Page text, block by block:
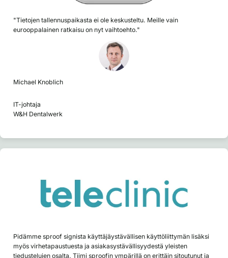
"Tietojen tallennuspaikasta ei ole keskusteltu. Meille vain
eurooppalainen ratkaisu on nyt vaihtoehto."
Michael Knoblich
IT-johtaja
W&H Dentalwerk
Pidämme sproof signista käyttäjäystävällisen käyttöliittymän lisäksi
myös virhetapaustuesta ja asiakasystävällisyydestä yleisten
tiedustelujen osalta. Tiimi sproofin ympärillä on erittäin sitoutunut ja